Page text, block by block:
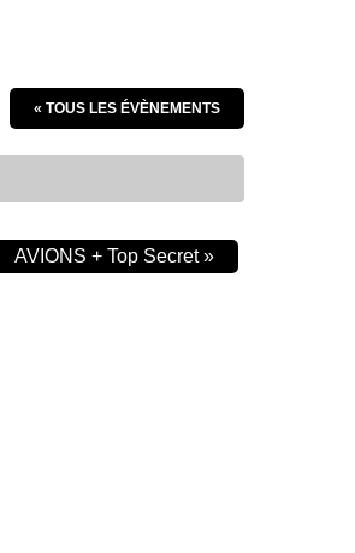
« TOUS LES ÉVÈNEMENTS
AVIONS + Top Secret»